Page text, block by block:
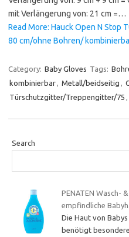
mit Verlängerung von: 21 cm =…
Read More: Hauck Open N
80 cm/ohne Bohren/
Category: Baby Gloves Tags:
kombinierbar, Metall/beidseitig ,
Türschutzgitter/Treppengitter/75 ,
Search
PENATEN Wasch-
empfindliche
Die Haut von
benötigt